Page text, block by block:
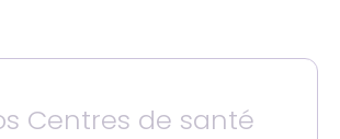
Centres de santé